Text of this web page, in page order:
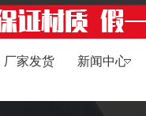
厂家发货 新闻中心